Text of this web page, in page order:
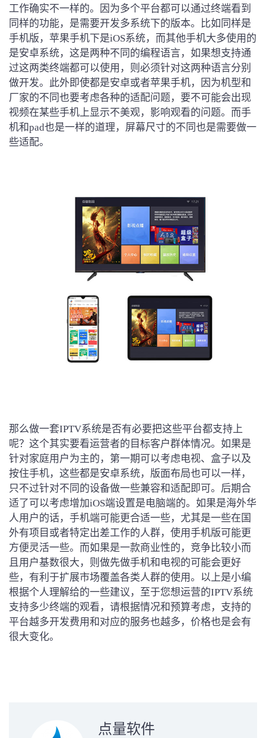
工作确实不一样的。因为多个平台都可以通过终端看到
同样的功能，是需要开发多系统下的版本。比如同样是
手机版，苹果手机下是iOS系统，而其他手机大多使用的
是安卓系统，这是两种不同的编程语言，如果想支持通
过这两类终端都可以使用，则必须针对这两种语言分别
做开发。此外即使都是安卓或者苹果手机，因为机型和
厂家的不同也要考虑各种的适配问题，要不可能会出现
视频在某些手机上显示不美观，影响观看的问题。而手
机和pad也是一样的道理，屏幕尺寸的不同也是需要做一
些适配。
那么做一套IPTV系统是否有必要把这些平台都支持上
呢？这个其实要看运营者的目标客户群体情况。如果是
针对家庭用户为主的，第一期可以考虑电视、盒子以及
按住手机，这些都是安卓系统，版面布局也可以一样，
只不过针对不同的设备做一些兼容和适配即可。后期合
适了可以考虑增加iOS端设置是电脑端的。如果是海外华
人用户的话，手机端可能更合适一些，尤其是一些在国
外有项目或者特定出差工作的人群，使用手机版可能更
方便灵活一些。而如果是一款商业性的，竞争比较小而
且用户基数很大，则做先做手机和电视的可能会更好
些，有利于扩展市场覆盖各类人群的使用。以上是小编
根据个人理解给的一些建议，至于您想运营的IPTV系统
支持多少终端的观看，请根据情况和预算考虑，支持的
平台越多开发费用和对应的服务也越多，价格也是会有
很大变化。
点量软件